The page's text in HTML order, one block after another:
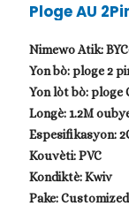
Ploge AU
Nimewo Atik:
Yon bò: ploge 2
Yon lòt bò: ploge
Longè: 1.2M
Espesifikasyon:
Kouvèti: PVC
Kondiktè: Kwiv
Pake: Customized